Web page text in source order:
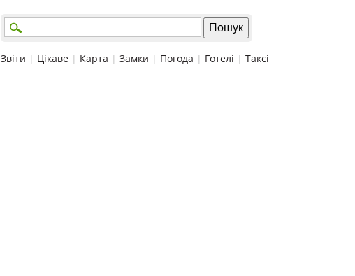
Звіти | Цікаве | Карта | Замки | Погода | Готелі | Таксі